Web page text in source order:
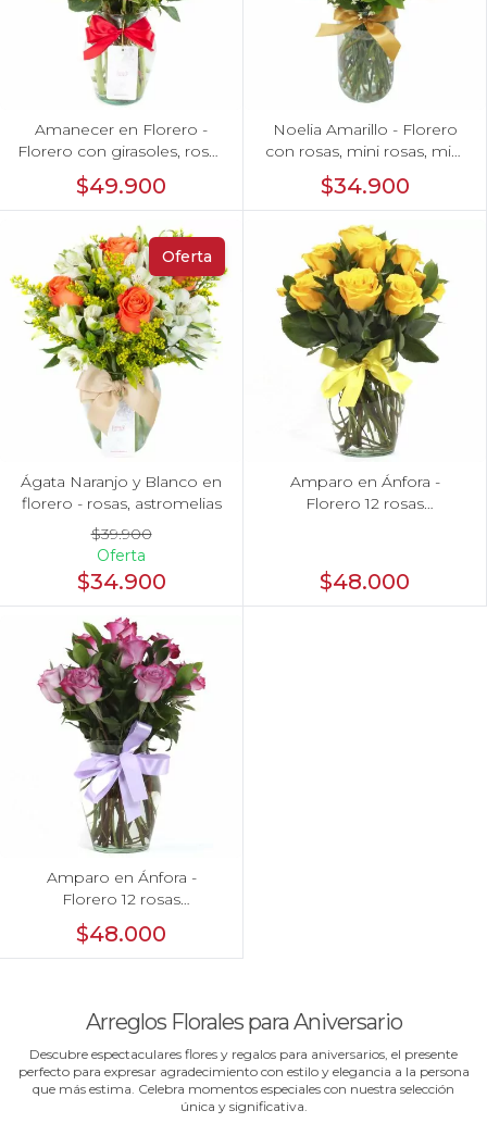
Amanecer en Florero -
Florero con girasoles, rosas
rojo e hypericum
$49.900
Noelia Amarillo - Florero
con rosas, mini rosas, mini
claveles y limonium
$34.900
Oferta
Ágata Naranjo y Blanco en
florero - rosas, astromelias
$39.900
Oferta
$34.900
Amparo en Ánfora -
Florero 12 rosas
$48.000
Amparo en Ánfora -
Florero 12 rosas
ecuatorianas lila
$48.000
Arreglos Florales para Aniversario
Descubre espectaculares flores y regalos para aniversarios, el presente
perfecto para expresar agradecimiento con estilo y elegancia a la persona
que más estima. Celebra momentos especiales con nuestra selección
única y significativa.